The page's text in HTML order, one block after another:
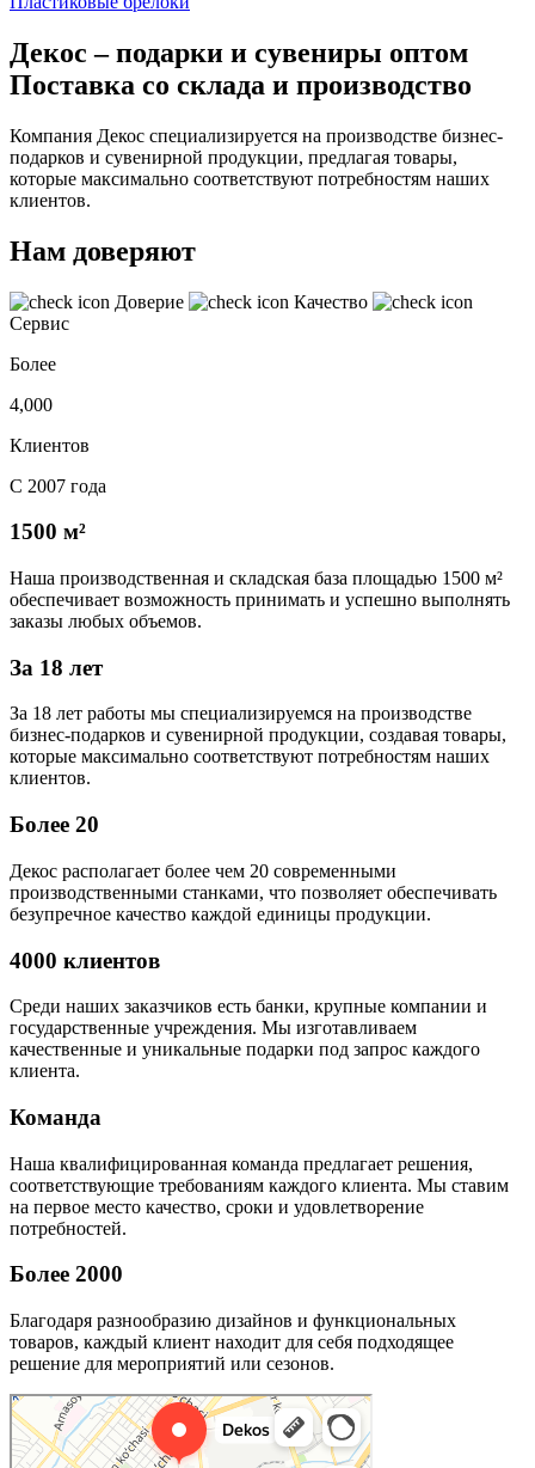
Декос – подарки и сувениры оптом
Поставка со склада и производство
Компания Декос специализируется на производстве бизнес-
подарков и сувенирной продукции, предлагая товары,
которые максимально соответствуют потребностям наших
клиентов.
Нам доверяют
Доверие
Качество
Сервис
Более
4,000
Клиентов
С 2007 года
1500 м²
Наша производственная и складская база площадью 1500 м²
обеспечивает возможность принимать и успешно выполнять
заказы любых объемов.
За 18 лет
За 18 лет работы мы специализируемся на производстве
бизнес-подарков и сувенирной продукции, создавая товары,
которые максимально соответствуют потребностям наших
клиентов.
Более 20
Декос располагает более чем 20 современными
производственными станками, что позволяет обеспечивать
безупречное качество каждой единицы продукции.
4000 клиентов
Среди наших заказчиков есть банки, крупные компании и
государственные учреждения. Мы изготавливаем
качественные и уникальные подарки под запрос каждого
клиента.
Команда
Наша квалифицированная команда предлагает решения,
соответствующие требованиям каждого клиента. Мы ставим
на первое место качество, сроки и удовлетворение
потребностей.
Более 2000
Благодаря разнообразию дизайнов и функциональных
товаров, каждый клиент находит для себя подходящее
решение для мероприятий или сезонов.